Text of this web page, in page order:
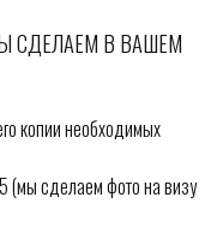
СДЕЛАЕМ В ВАШЕМ
копии необходимых
(мы сделаем фото на визу